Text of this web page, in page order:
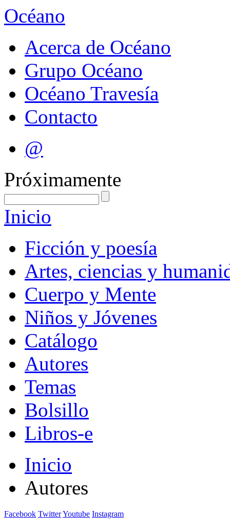
Océano
Acerca de Océano
Grupo Océano
Océano Travesía
Contacto
@
Próximamente
Inicio
Ficción y poesía
Artes, ciencias y
Cuerpo y Mente
Niños y Jóvenes
Catálogo
Autores
Temas
Bolsillo
Libros-e
Inicio
Autores
Facebook TwitterYoutube Instagram